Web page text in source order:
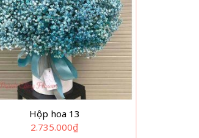
Hộp hoa 13
2.735.000₫